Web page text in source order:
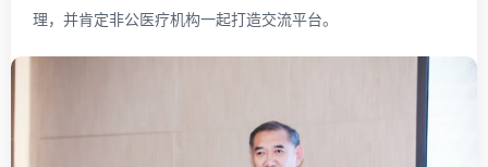
理，并肯定非公医疗机构一起打造交流平台。